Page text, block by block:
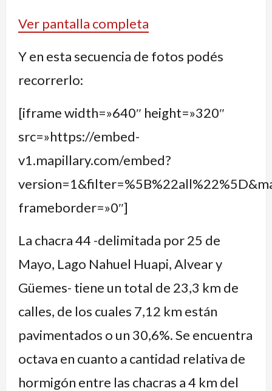
Ver pantalla completa
Y en esta secuencia de fotos podés
recorrerlo:
[iframe width=»640″ height=»320″
src=»https://embed-
v1.mapillary.com/embed?
frameborder=»0″]
La chacra 44 -delimitada por 25 de
Mayo, Lago Nahuel Huapi, Alvear y
Güemes- tiene un total de 23,3 km de
calles, de los cuales 7,12 km están
pavimentados o un 30,6%. Se encuentra
octava en cuanto a cantidad relativa de
hormigón entre las chacras a 4 km del